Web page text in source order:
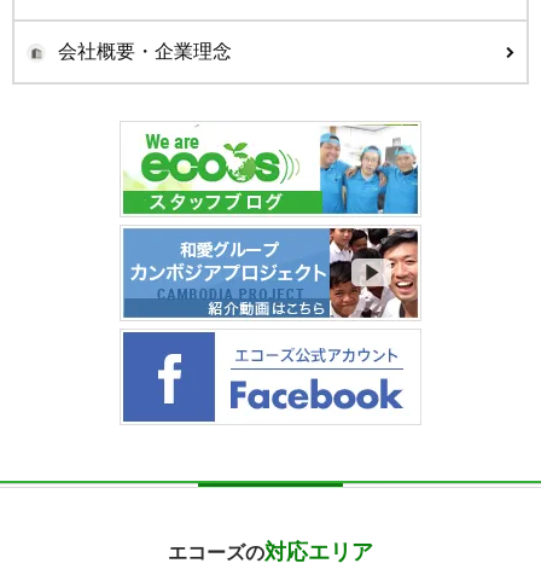
会社概要・企業理念
エコーズの対応エリア